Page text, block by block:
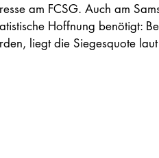
am FCSG. Auch am
Hoffnung benötigt:
liegt die Siegesquote